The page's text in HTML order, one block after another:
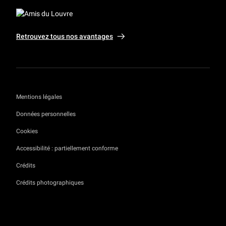
Retrouvez tous nos avantages
Mentions légales
Données personnelles
Cookies
Accessibilité : partiellement conforme
Crédits
Crédits photographiques